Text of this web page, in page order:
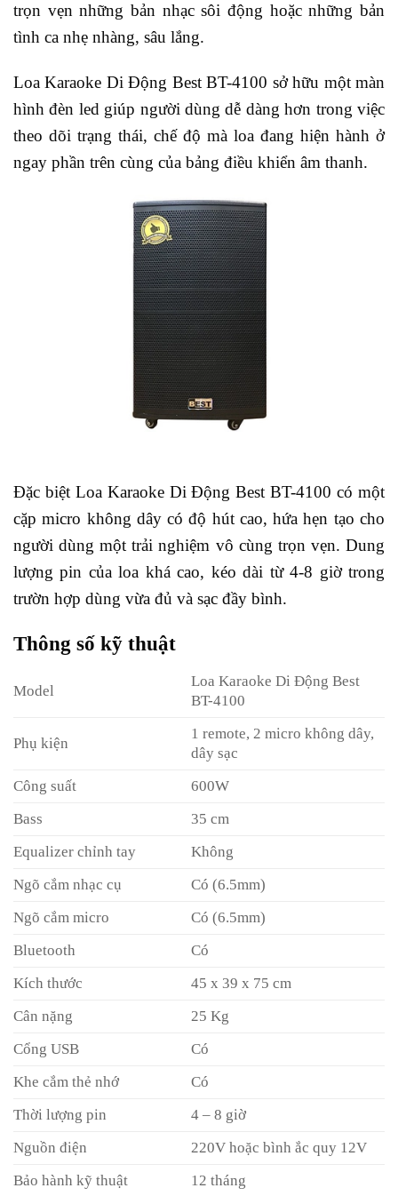
trọn vẹn những bản nhạc sôi động hoặc những bản
tình ca nhẹ nhàng, sâu lắng.
Loa Karaoke Di Động Best BT-4100 sở hữu một màn
hình đèn led giúp người dùng dễ dàng hơn trong việc
theo dõi trạng thái, chế độ mà loa đang hiện hành ở
ngay phần trên cùng của bảng điều khiển âm thanh.
Đặc biệt Loa Karaoke Di Động Best BT-4100 có một
cặp micro không dây có độ hút cao, hứa hẹn tạo cho
người dùng một trải nghiệm vô cùng trọn vẹn. Dung
lượng pin của loa khá cao, kéo dài từ 4-8 giờ trong
trườn hợp dùng vừa đủ và sạc đầy bình.
Thông số kỹ thuật
Model
Loa Karaoke Di Động Best
BT-4100
Phụ kiện
1 remote, 2 micro không dây,
dây sạc
Công suất
600W
Bass
35 cm
Equalizer chỉnh tay
Không
Ngõ cắm nhạc cụ
Có (6.5mm)
Ngõ cắm micro
Có (6.5mm)
Bluetooth
Có
Kích thước
45 x 39 x 75 cm
Cân nặng
25 Kg
Cổng USB
Có
Khe cắm thẻ nhớ
Có
Thời lượng pin
4 – 8 giờ
Nguồn điện
220V hoặc bình ắc quy 12V
Bảo hành kỹ thuật
12 tháng